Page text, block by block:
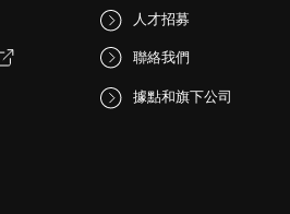
人才招募
聯絡我們
據點和旗下公司